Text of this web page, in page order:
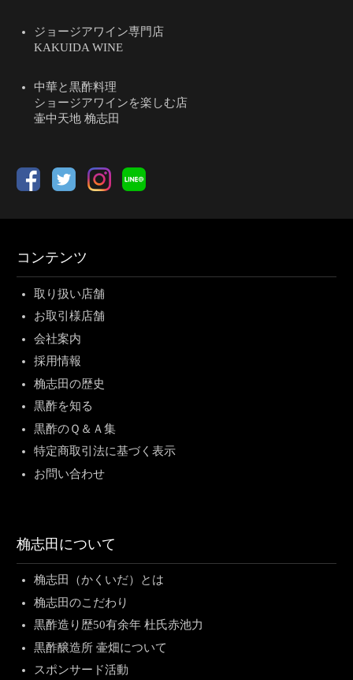
ジョージアワイン専門店
KAKUIDA WINE
中華と黒酢料理
ショージアワインを楽しむ店
壷中天地 桷志田
コンテンツ
取り扱い店舗
お取引様店舗
会社案内
採用情報
桷志田の歴史
黒酢を知る
黒酢のＱ＆Ａ集
特定商取引法に基づく表示
お問い合わせ
桷志田について
桷志田（かくいだ）とは
桷志田のこだわり
黒酢造り歴50有余年 杜氏赤池力
黒酢醸造所 壷畑について
スポンサード活動